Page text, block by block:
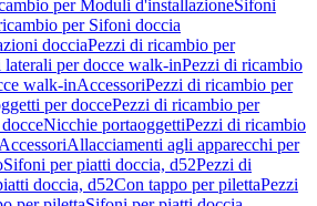
per Moduli d'installazioneSifoni
per Sifoni doccia
docciaPezzi di ricambio per
laterali per docce walk-inPezzi di ricambio
walk-inAccessoriPezzi di ricambio per
per doccePezzi di ricambio per
Nicchie portaoggettiPezzi di ricambio
AccessoriAllacciamenti agli apparecchi per
Sifoni per piatti doccia, d52Pezzi di
doccia, d52Con tappo per pilettaPezzi